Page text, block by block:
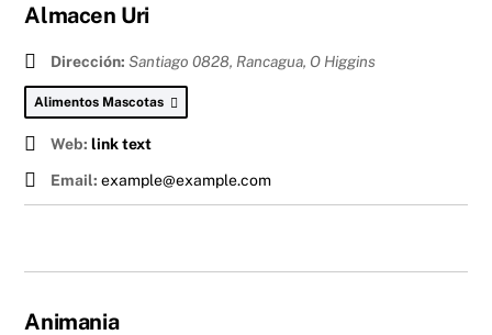
Almacen Uri
Dirección: Santiago 0828, Rancagua, O Higgins
Alimentos Mascotas
Web: link text
Email: example@example.com
Animania